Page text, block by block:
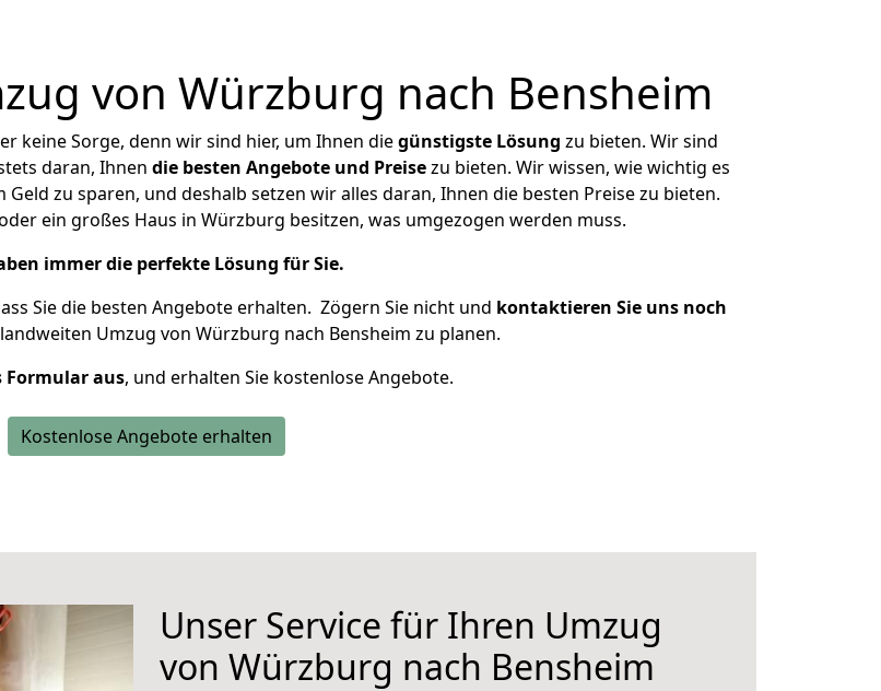
von Würzburg nach Bensheim
keine Sorge, denn wir sind hier, um Ihnen diegünstigste Lösung zu bieten. Wir sind
daran, Ihnen die besten Angebote und Preisezu bieten. Wir wissen, wie wichtig es
zu sparen, und deshalb setzen wir alles daran, Ihnen die besten Preise zu bieten.
ein großes Haus in Würzburg besitzen, was umgezogen werden muss.
immer die perfekte Lösung für Sie.
Sie die besten Angebote erhalten. Zögern Sie nicht und kontaktieren Sie uns noch
Umzug von Würzburg nach Bensheim zu planen.
Formular aus, und erhalten Sie kostenlose Angebote.
Kostenlose Angebote erhalten
Unser Service für Ihren Umzug
von Würzburg nach Bensheim